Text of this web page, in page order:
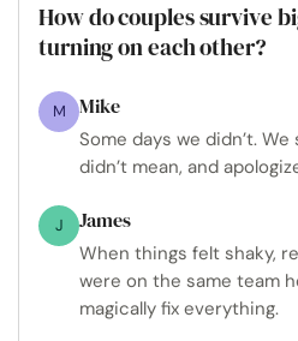
How do couples survive
turning on each other?
M Mike
Some days we didn’t.
didn’t mean, and
J James
When things felt shaky,
were on the same team
magically fix everything.